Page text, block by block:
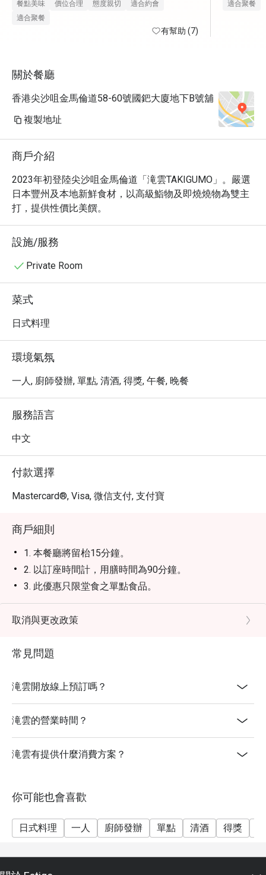
餐點美味 價位合理 態度親切
適合約會
適合聚餐
有幫助 (7)
適合聚餐
關於餐廳
香港尖沙咀金馬倫道58-60號國鈀大廈地下B號舖
複製地址
商戶介紹
2023年初登陸尖沙咀金馬倫道「滝雲TAKIGUMO」。嚴選
日本豐州及本地新鮮食材，以高級鮨物及即燒燒物為雙主
打，提供性價比美饌。
設施/服務
Private Room
菜式
日式料理
環境氣氛
一人, 廚師發辦, 單點, 清酒, 得獎, 午餐, 晚餐
服務語言
中文
付款選擇
Mastercard®, Visa, 微信支付, 支付寶
商戶細則
1. 本餐廳將留枱15分鐘。
2. 以訂座時間計，用膳時間為90分鐘。
3. 此優惠只限堂食之單點食品。
4. 優惠項目及折扣會按照所選時段而定，詳情請於訂座
／入座前查詢。
6. 請於抵達時出示Eatigo的訂位確認通知。
8. 特別需求及坐位安排均視乎實際情況而定，餐廳有權
9. 客人如需更改訂座人數或時間， 必須提前於eatigo系
統直接更改。餐廳只會按系統上之預訂人數提供座位安
10. 如有任何爭議，餐廳將保留最終決定權。
取消與更改政策
常見問題
滝雲開放線上預訂嗎？
滝雲的營業時間？
滝雲有提供什麼消費方案？
你可能也會喜歡
日式料理 一人 廚師發辦 單點 清酒 得獎